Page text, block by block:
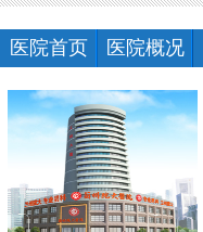
医院首页 医院概况